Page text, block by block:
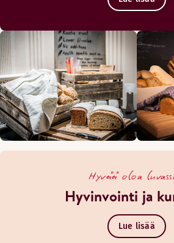
Hyvää oloa
Hyvinvointi ja
Lue lisää